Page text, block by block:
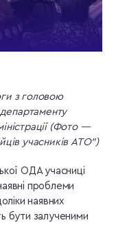
з головою
(Фото —
учасників АТО”)
ОДА учасниці
проблеми
наявних
бути залученими